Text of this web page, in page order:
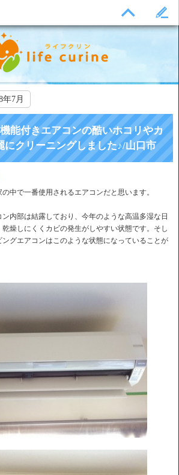
年7月
能付きエアコンの酷いホコリやカ
にクリーニングしました♪/山口市
中で一番使用されるエアコンだと思います。
内部は結露しており、今年のような高温多湿な日
燥しにくくカビの発生がしやすい状態です。そし
グエアコンはこのような状態になっていることが